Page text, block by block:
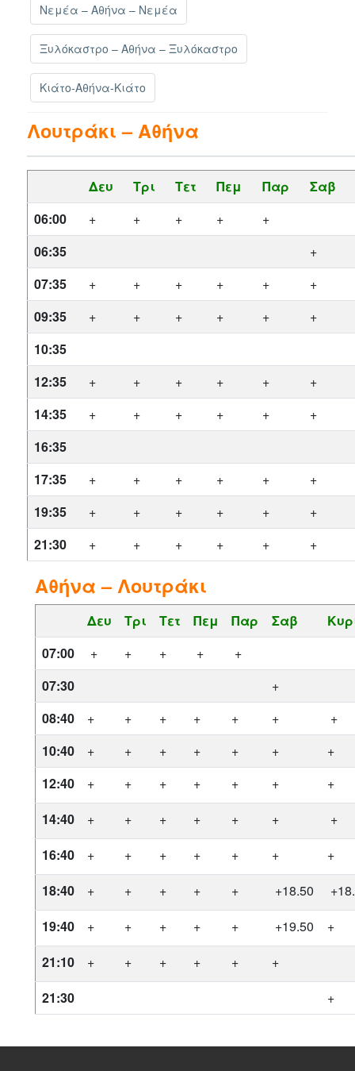
Νεμέα – Αθήνα – Νεμέα
Ξυλόκαστρο – Αθήνα – Ξυλόκαστρο
Κιάτο-Αθήνα-Κιάτο
Λουτράκι – Αθήνα
Δευ Τρι Τετ Πεμ Παρ
Σαβ
06:00
+ + + +
+
06:35
+
07:35
+ + + + +
+
09:35
+ + + + +
+
10:35
12:35
+ + + + +
+
14:35
+ + + + +
+
16:35
17:35
+ + + + +
+
19:35
+ + + + +
+
21:30
+ + + + + +
Αθήνα – Λουτράκι
Δευ Τρι Τετ Πεμ Παρ Σαβ
07:00
+ + + +
+
07:30
+
08:40
+ + + + + +
+
10:40
+ + + + + +
+
12:40
+ + + + + +
+
14:40
+ + + + + +
+
16:40
+ + + + + +
+
18:40
+ + + + + +18.50
19:40
+ + + + + +19.50
+
21:10
+ + + + +
+
21:30
+